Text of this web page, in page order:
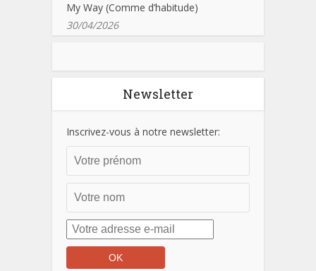
My Way (Comme d’habitude)
30/04/2026
Newsletter
Inscrivez-vous à notre newsletter: